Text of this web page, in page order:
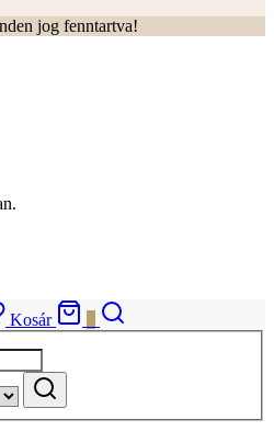
jog fenntartva!
Kosár